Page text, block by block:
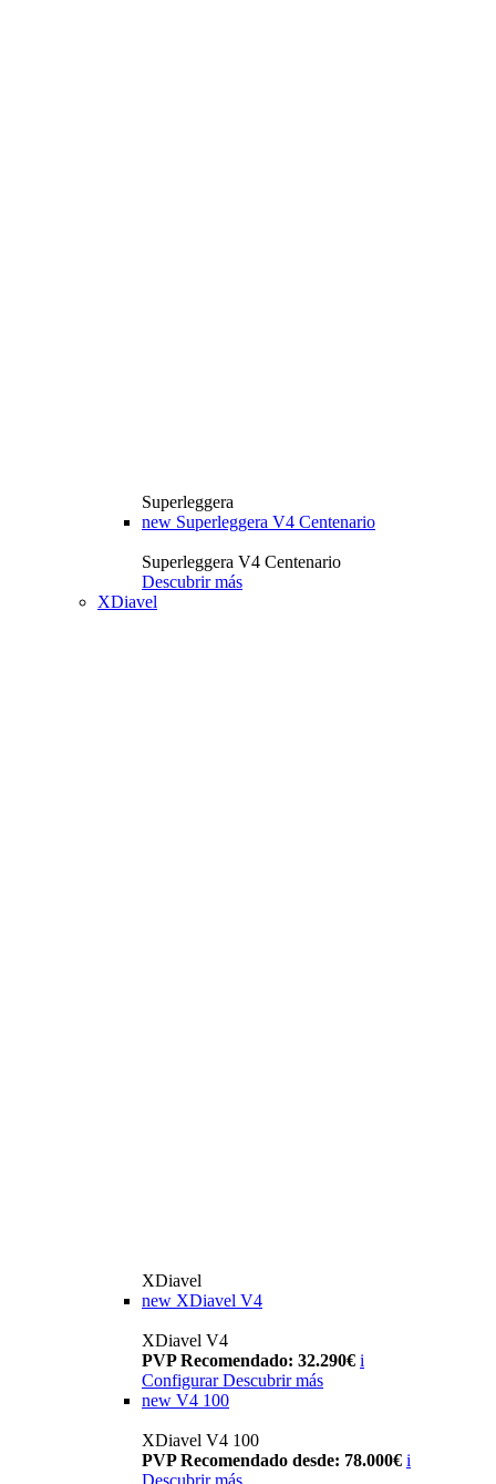
Superleggera
new Superleggera V4 Centenario
Superleggera V4 Centenario
Descubrir más
XDiavel
XDiavel
new XDiavel V4
XDiavel V4
PVP Recomendado: 32.290€ i
Configurar Descubrir más
new V4 100
XDiavel V4 100
PVP Recomendado desde: 78.000€ i
Descubrir más